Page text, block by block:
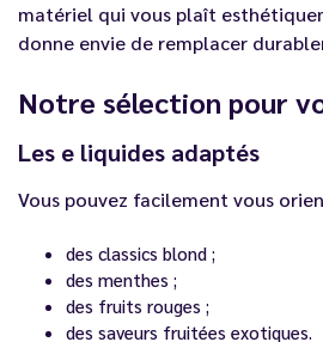
matériel qui vous plaît
donne envie de remplacer
Notre sélection pour
Les e liquides adaptés
Vous pouvez facilement vous
des classics blond ;
des menthes ;
des fruits rouges ;
des saveurs fruitées exotiques.